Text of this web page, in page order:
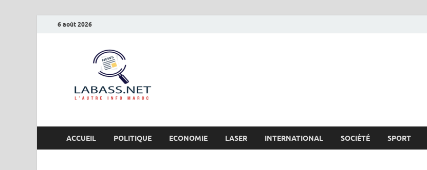
6 août 2026
ACCUEIL POLITIQUE ECONOMIE LASER INTERNATIONAL SOCIÉTÉ SPORT